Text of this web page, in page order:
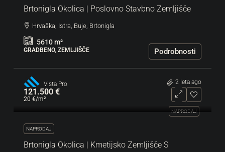
Brtonigla Okolica | Poslovno Stavbno Zemljišče
Hrvaška, Istra, Buje, Brtonigla
5610m²
GRADBENO, ZEMLJIŠČE Podrobnosti
Vista Pro 2 leta ago
NAPRODAJ
121.500 €
20 €/m²
NAPRODAJ
Brtonigla Okolica | Kmetijsko Zemljišče S